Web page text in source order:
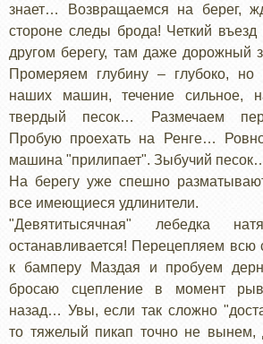
знает… Возвращаемся на берег,
стороне следы брода! Четкий
другом берегу, там даже дорожный
Промеряем глубину – глубоко, но
наших машин, течение сильное,
твердый песок… Размечаем
Пробую проехать на Ренге…
машина "прилипает". Зыбучий
На берегу уже спешно
все имеющиеся удлинители.
"Девятитысячная" лебедка
останавливается! Перецепляем всю
к бамперу Маздая и пробуем
бросаю сцепление в момент
назад… Увы, если так сложно
то тяжелый пикап точно не вынем,